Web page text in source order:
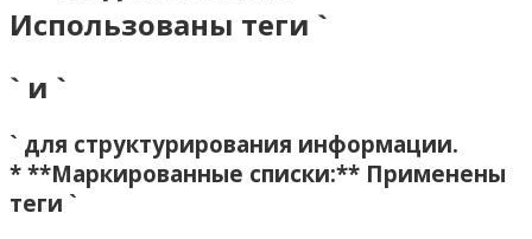
Использованы теги `
` и `
` для структурирования информации.
* **Маркированные списки:** Применены
теги `